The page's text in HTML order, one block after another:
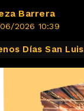
Barrera
2026 10:39
Días San Luis